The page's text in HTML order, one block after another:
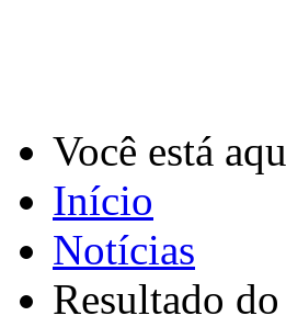
Você está
Início
Notícias
Resultado